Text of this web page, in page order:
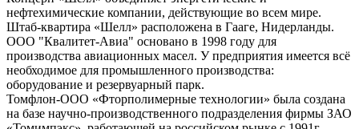
нефтехимические компании, действующие во всем мире.
Штаб-квартира «Шелл» расположена в Гааге, Нидерланды.
ООО "Квалитет-Авиа" основано в 1998 году для
производства авиационных масел. У предприятия имеется всё
необходимое для промышленного производства:
оборудование и резервуарный парк.
Томфлон-ООО «Фторполимерные технологии» была создана
на базе научно-производственного подразделения фирмы ЗАО